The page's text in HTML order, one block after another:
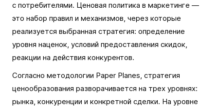
с потребителями. Ценовая политика в маркетинге —
это набор правил и механизмов, через которые
реализуется выбранная стратегия: определение
уровня наценок, условий предоставления скидок,
реакции на действия конкурентов.
Согласно методологии Paper Planes, стратегия
ценообразования разворачивается на трех уровнях:
рынка, конкуренции и конкретной сделки. На уровне